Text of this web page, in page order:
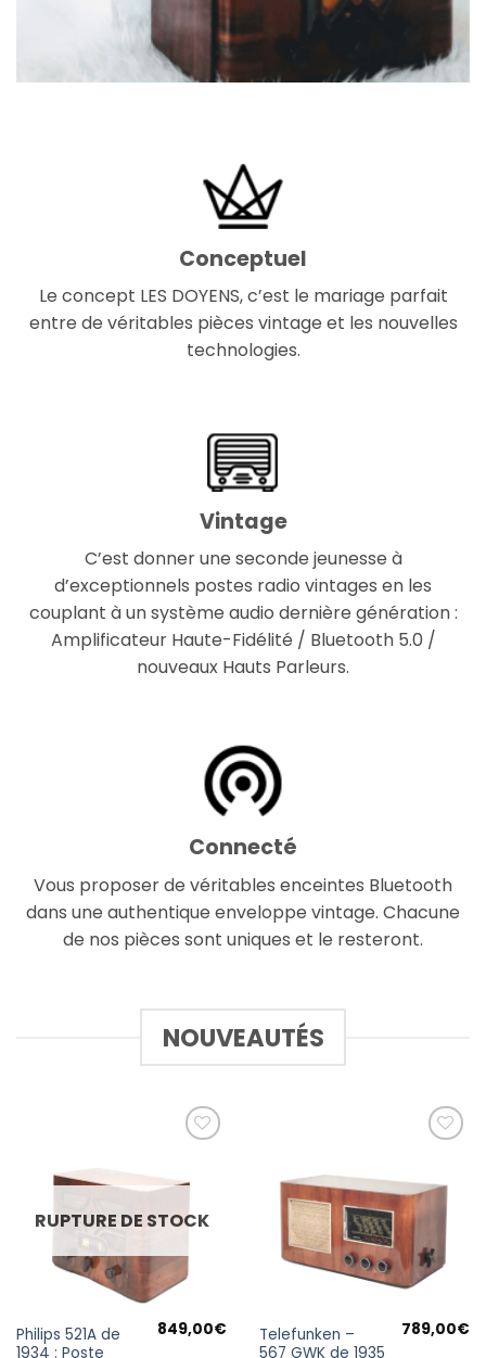
Conceptuel
Le concept LES DOYENS, c’est le mariage parfait
entre de véritables pièces vintage et les nouvelles
technologies.
Vintage
C’est donner une seconde jeunesse à
d’exceptionnels postes radio vintages en les
couplant à un système audio dernière génération :
Amplificateur Haute-Fidélité / Bluetooth 5.0 /
nouveaux Hauts Parleurs.
Connecté
Vous proposer de véritables enceintes Bluetooth
dans une authentique enveloppe vintage. Chacune
de nos pièces sont uniques et le resteront.
NOUVEAUTÉS
wishlist
RUPTURE DE STOCK
Philips 521A de
1934 : Poste
849,00€
wishlist
Telefunken –
567 GWK de 1935
789,00€